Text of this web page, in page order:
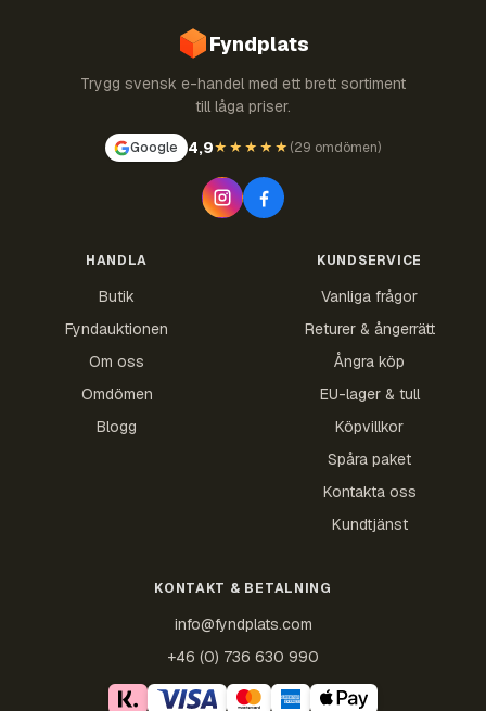
Fyndplats
Trygg svensk e-handel med ett brett sortiment
till låga priser.
Google 4,9★★★★★ (29 omdömen)
HANDLA
Butik
Fyndauktionen
Om oss
Omdömen
Blogg
KUNDSERVICE
Vanliga frågor
Returer & ångerrätt
Ångra köp
EU-lager & tull
Köpvillkor
Spåra paket
Kontakta oss
Kundtjänst
KONTAKT & BETALNING
info@fyndplats.com
+46 (0) 736 630 990